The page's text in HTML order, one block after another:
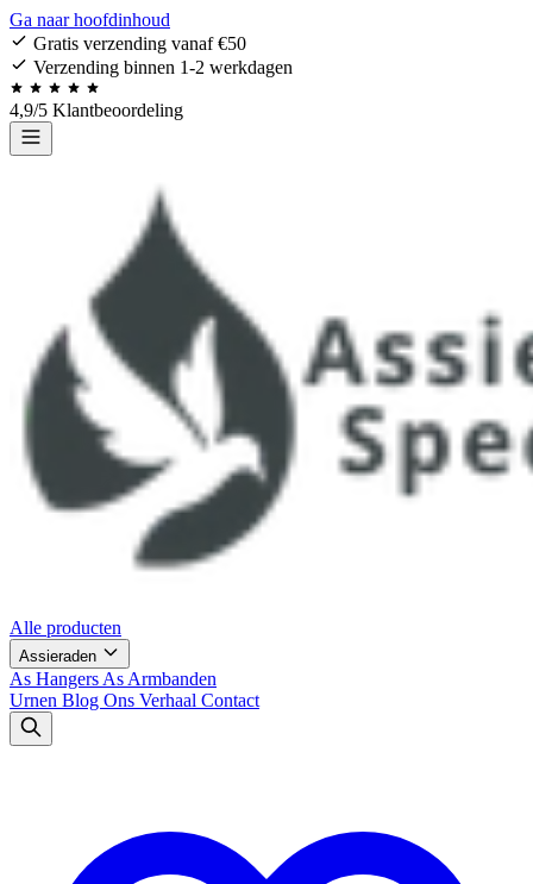
Ga naar hoofdinhoud
Gratis verzending vanaf €50
Verzending binnen 1-2 werkdagen
4,9/5 Klantbeoordeling
Alle producten
Assieraden
As Hangers As Armbanden
Urnen Blog Ons Verhaal Contact